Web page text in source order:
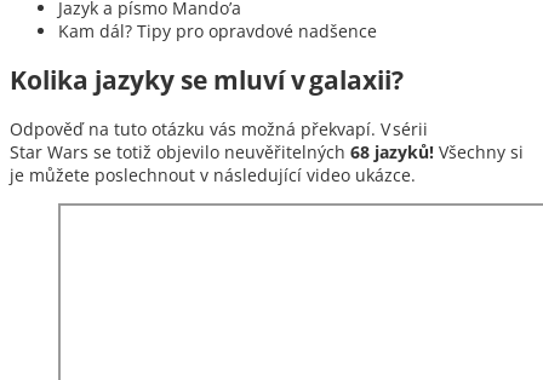
Jazyk a písmo Mando’a
Kam dál? Tipy pro opravdové nadšence
Kolika jazyky se mluví v galaxii?
Odpověď na tuto otázku vás možná překvapí. V sérii
Star Wars se totiž objevilo neuvěřitelných 68 jazyků! Všechny si
je můžete poslechnout v následující video ukázce.